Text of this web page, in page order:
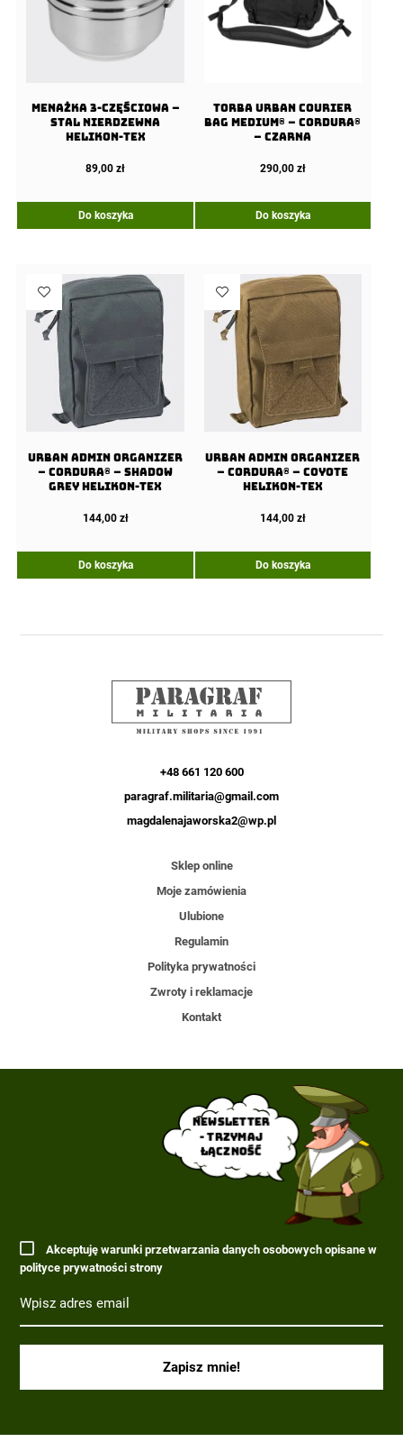
Menażka 3-częściowa –
Stal Nierdzewna
Helikon-Tex
89,00zł
Do koszyka
Torba URBAN COURIER
BAG Medium® – Cordura®
– Czarna
290,00 zł
Do koszyka
URBAN ADMIN Organizer
– Cordura® – Shadow
Grey Helikon-Tex
144,00 zł
Do koszyka
URBAN ADMIN Organizer
– Cordura® – Coyote
Helikon-Tex
144,00 zł
Do koszyka
+48 661 120 600
paragraf.militaria@gmail.com
magdalenajaworska2@wp.pl
Sklep online
Moje zamówienia
Ulubione
Regulamin
Polityka prywatności
Zwroty i reklamacje
Kontakt
Akceptuję warunki przetwarzania danych osobowych opisane w
polityce prywatności strony
Newsletter
- trzymaj
łączność